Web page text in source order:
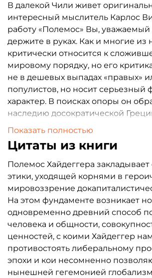
В далекой Чили живет
интересный мыслитель Карлос
работу «Полемос» Вы, уважаемый
держите в руках. Как и многие из
критически относится к
мировому порядку, но его
не в дешевых выпадах «правых»
популистов, но носит серьезный
характер. В поисках опоры он
наследию досократической
учению Гераклита, для которого
воздействием платонизма, а затем
христианства, полемологическое
мировоззрение пришло в упадок,
продолжало жить и находить
среди видных мыслителей и
XIX–XX вв. продолжателями этой
Видела видит не только Ницше и
интересно, и Дарвина. Именно
полемологический взгляд на
Виделы, позволит выработать
философскую базу для
Показать полностью
Цитаты из книги
Полемос Хайдеггера
этики, уходящей корнями в
мировоззрение
На этом фундаменте возникает
одновременно древний способ
человека и общности,
ценностей, с коими Хайдеггер
противостоять либеральному
эпохи и кои несомненно
нынешней гегемонией